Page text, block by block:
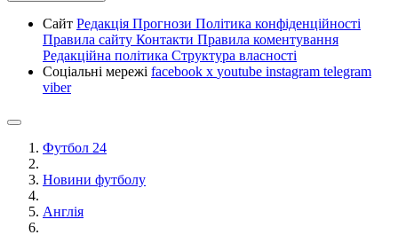
Сайт Редакція Прогнози Політика конфіденційності
Правила сайту Контакти Правила коментування
Редакційна політика Структура власності
Соціальні мережі facebook x youtube instagram telegram
viber
Футбол 24
Новини футболу
Англія